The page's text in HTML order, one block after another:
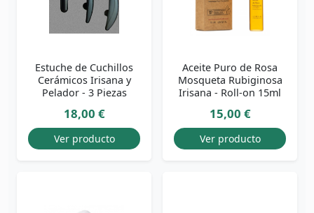
Estuche de Cuchillos
Cerámicos Irisana y
Pelador - 3 Piezas
18,00 €
Ver producto
Aceite Puro de Rosa
Mosqueta Rubiginosa
Irisana - Roll-on 15ml
15,00 €
Ver producto